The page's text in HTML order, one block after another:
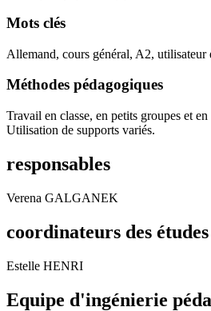
Mots clés
Allemand, cours général, A2, utilisateur
Méthodes pédagogiques
Travail en classe, en petits groupes et
Utilisation de supports variés.
responsables
Verena GALGANEK
coordinateurs des études
Estelle HENRI
Equipe d'ingénierie